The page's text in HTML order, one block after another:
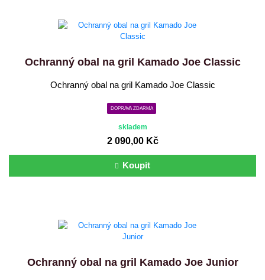
Ochranný obal na gril Kamado Joe Classic
Ochranný obal na gril Kamado Joe Classic
DOPRAVA ZDARMA
skladem
2 090,00 Kč
Koupit
Ochranný obal na gril Kamado Joe Junior